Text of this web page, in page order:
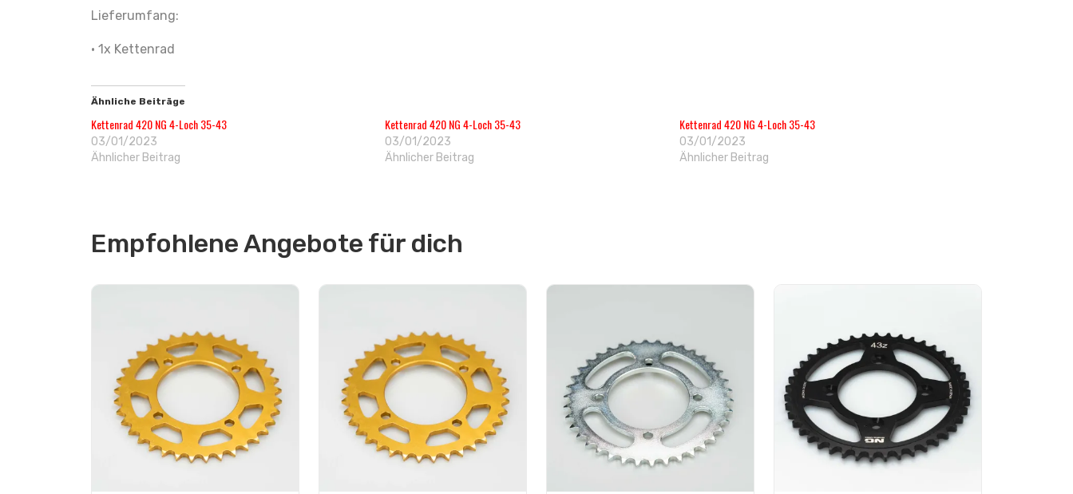
Lieferumfang:
• 1x Kettenrad
Ähnliche Beiträge
Kettenrad 420 NG 4-Loch 35-43
03/01/2023
Ähnlicher Beitrag
Kettenrad 420 NG 4-Loch 35-43
03/01/2023
Ähnlicher Beitrag
Kettenrad 420 NG 4-Loch 35-43
03/01/2023
Ähnlicher Beitrag
Empfohlene Angebote für dich